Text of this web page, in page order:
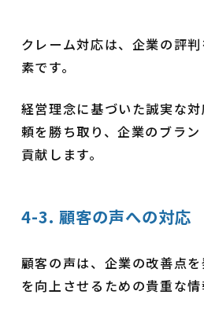
クレーム対応は、企業の評
素です。
経営理念に基づいた誠実な
頼を勝ち取り、企業のブラ
貢献します。
4-3. 顧客の声への対応
顧客の声は、企業の改善点
を向上させるための貴重な情